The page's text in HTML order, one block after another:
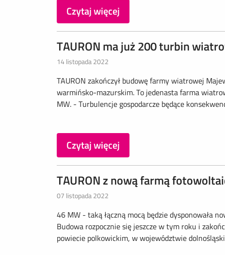
Czytaj więcej
TAURON ma już 200 turbin
14 listopada 2022
TAURON zakończył budowę farmy wiatrowej
warmińsko-mazurskim. To jedenasta farma
MW. - Turbulencje gospodarcze będące
Czytaj więcej
TAURON z nową farmą
07 listopada 2022
46 MW - taką łączną mocą będzie dysponowała
Budowa rozpocznie się jeszcze w tym roku i
powiecie polkowickim, w województwie